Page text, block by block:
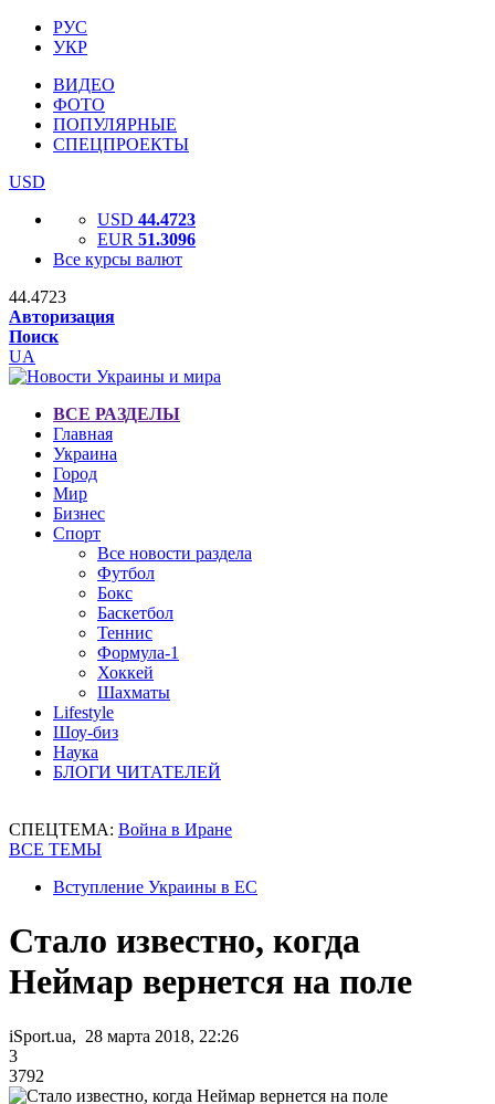
РУС
УКР
ВИДЕО
ФОТО
ПОПУЛЯРНЫЕ
СПЕЦПРОЕКТЫ
USD
USD 44.4723
EUR 51.3096
Все курсы валют
44.4723
Авторизация
Поиск
UA
ВСЕ РАЗДЕЛЫ
Главная
Украина
Город
Мир
Бизнес
Спорт
Все новости раздела
Футбол
Бокс
Баскетбол
Теннис
Формула-1
Хоккей
Шахматы
Lifestyle
Шоу-биз
Наука
БЛОГИ ЧИТАТЕЛЕЙ
СПЕЦТЕМА: Война в Иране
ВСЕ ТЕМЫ
Вступление Украины в ЕС
Стало известно, когда
Неймар вернется на поле
iSport.ua, 28 марта 2018, 22:26
3
3792